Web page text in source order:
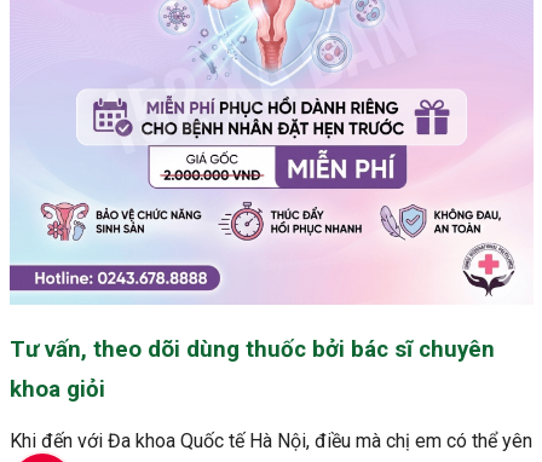
Tư vấn, theo dõi dùng thuốc bởi bác sĩ chuyên
khoa giỏi
Khi đến với Đa khoa Quốc tế Hà Nội, điều mà chị em có thể yên